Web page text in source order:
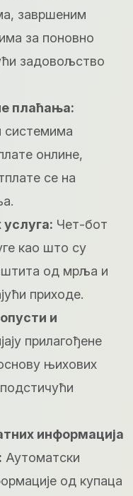
завршеним
за поновно
задовољство
плаћања:
системима
онлине,
се на
Чет-бот
као што су
од мрља и
приходе.
и
прилагођене
њихових
информација
Аутоматски
од купаца